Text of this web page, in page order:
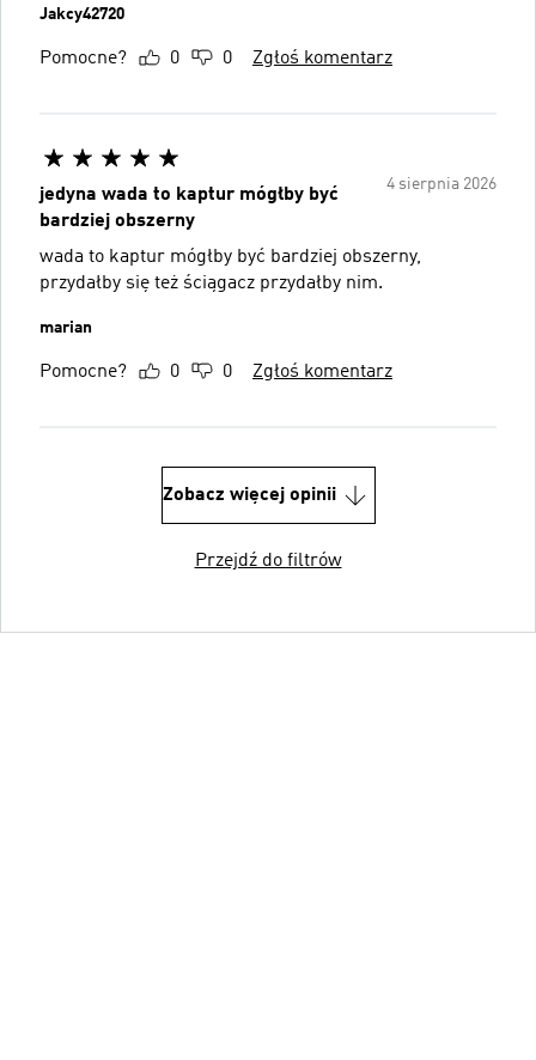
Jakcy42720
Pomocne? 0 0 Zgłoś komentarz
4 sierpnia 2026
jedyna wada to kaptur mógłby być
bardziej obszerny
wada to kaptur mógłby być bardziej obszerny,
przydałby się też ściągacz przydałby nim.
marian
Pomocne? 0 0 Zgłoś komentarz
Zobacz więcej opinii
Przejdź do filtrów